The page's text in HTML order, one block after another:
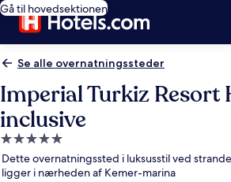
Gå til hovedsektionen
Se alle overnatningssteder
Imperial Turkiz Resort
inclusive
5.0-
stjernet
overnatningssted
Dette overnatningssted i luksusstil ved
ligger i nærheden af Kemer-marina